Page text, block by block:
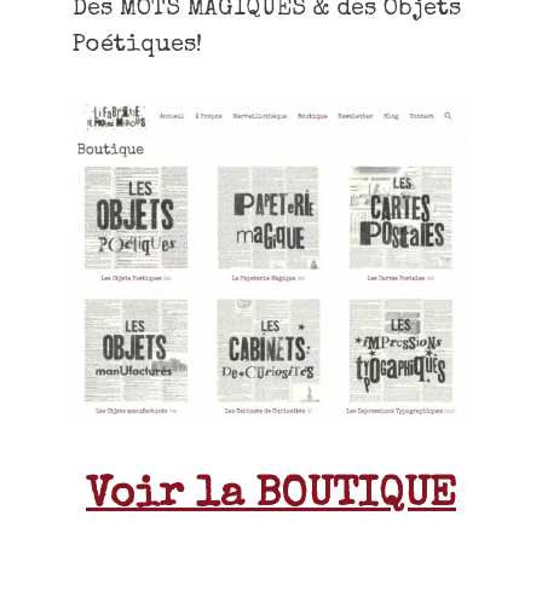
Des MOTS MAGIQUES & des Objets
Poétiques!
Voir la BOUTIQUE